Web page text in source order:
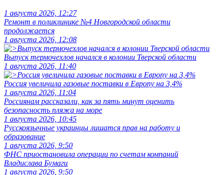
1 августа 2026, 12:27
Ремонт в поликлинике №4 Новгородской области
продолжается
1 августа 2026, 12:08
Выпуск термочехлов начался в колонии Тверской области
1 августа 2026, 11:40
Россия увеличила газовые поставки в Европу на 3,4%
1 августа 2026, 11:04
Россиянам рассказали, как за пять минут оценить
безопасность пляжа на море
1 августа 2026, 10:45
Русскоязычные украинцы лишатся прав на работу и
образование
1 августа 2026, 9:50
ФНС приостановила операции по счетам компаний
Владислава Бумаги
1 августа 2026, 9:50